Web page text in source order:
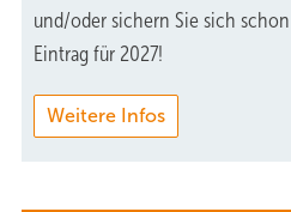
und/oder sichern Sie sich
Eintrag für 2027!
Weitere Infos